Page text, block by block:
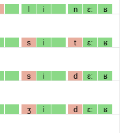
l i n ɛː ʁ
s i t ɛː ʁ
s i d ɛː ʁ
ʒ i d ɛː ʁ